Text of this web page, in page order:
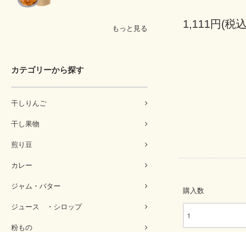
もっと見る
カテゴリーから探す
干しりんご
干し果物
煎り豆
カレー
ジャム・バター
ジュース ・シロップ
粉もの
1,111円(税
購入数